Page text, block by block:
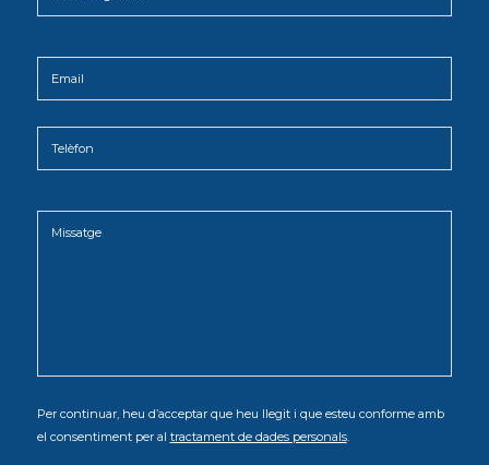
Per continuar, heu d’acceptar que heu llegit i que esteu conforme amb
el consentiment per al tractament de dades personals.